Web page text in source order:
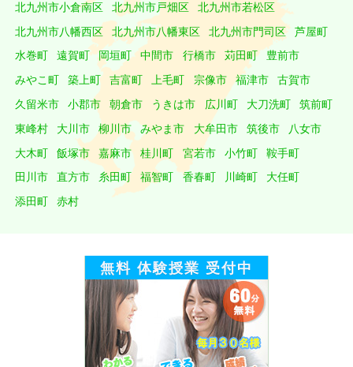
北九州市小倉南区
北九州市戸畑区
北九州市若松区
北九州市八幡西区
北九州市八幡東区 北九州市門司区
芦屋町
水巻町
遠賀町 岡垣町 中間市 行橋市 苅田町
豊前市
みやこ町
築上町 吉富町 上毛町 宗像市 福津市
古賀市
久留米市
小郡市 朝倉市 うきは市 広川町 大刀洗町
筑前町
東峰村
大川市 柳川市 みやま市 大牟田市 筑後市
八女市
大木町
飯塚市 嘉麻市 桂川町 宮若市 小竹町
鞍手町
田川市
直方市 糸田町 福智町 香春町 川崎町
大任町
添田町
赤村
無料 体験授業 受付中